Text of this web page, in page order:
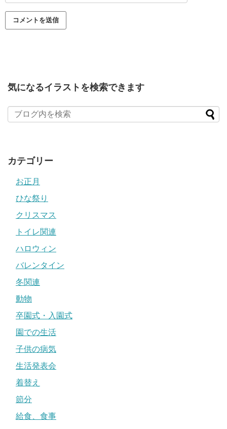
気になるイラストを検索できます
カテゴリー
お正月
ひな祭り
クリスマス
トイレ関連
ハロウィン
バレンタイン
冬関連
動物
卒園式・入園式
園での生活
子供の病気
生活発表会
着替え
節分
給食、食事